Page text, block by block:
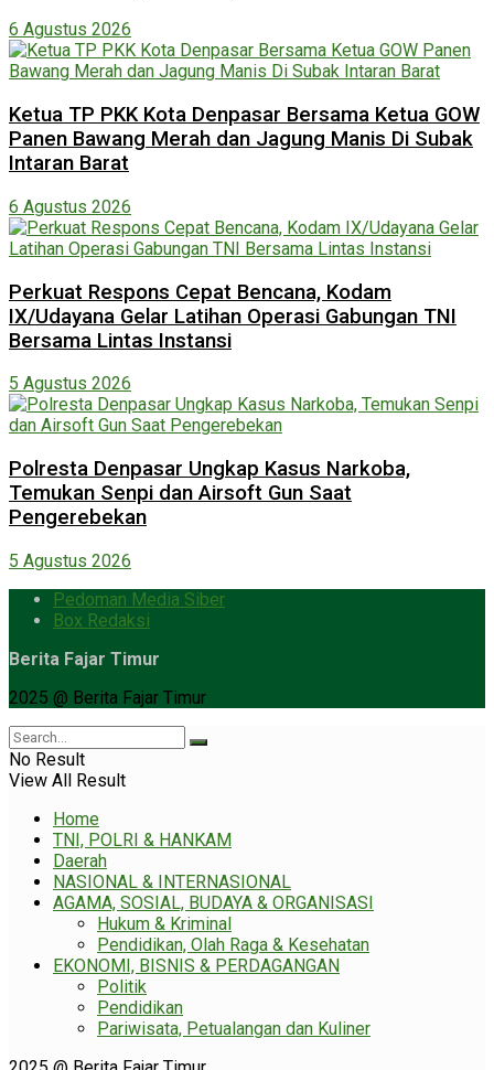
6 Agustus 2026
Ketua TP PKK Kota Denpasar Bersama Ketua GOW
Panen Bawang Merah dan Jagung Manis Di Subak
Intaran Barat
6 Agustus 2026
Perkuat Respons Cepat Bencana, Kodam
IX/Udayana Gelar Latihan Operasi Gabungan TNI
Bersama Lintas Instansi
5 Agustus 2026
Polresta Denpasar Ungkap Kasus Narkoba,
Temukan Senpi dan Airsoft Gun Saat
Pengerebekan
5 Agustus 2026
Pedoman Media Siber
Box Redaksi
Berita Fajar Timur
2025 @ Berita Fajar Timur
No Result
View All Result
Home
TNI, POLRI & HANKAM
Daerah
NASIONAL & INTERNASIONAL
AGAMA, SOSIAL, BUDAYA & ORGANISASI
Hukum & Kriminal
Pendidikan, Olah Raga & Kesehatan
EKONOMI, BISNIS & PERDAGANGAN
Politik
Pendidikan
Pariwisata, Petualangan dan Kuliner